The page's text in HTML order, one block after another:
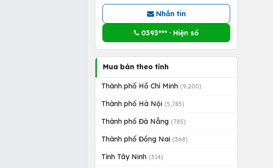
Nhắn tin
0393*** · Hiện số
Mua bán theo tỉnh
Thành phố Hồ Chí Minh (9,200)
Thành phố Hà Nội (5,785)
Thành phố Đà Nẵng (785)
Thành phố Đồng Nai (368)
Tỉnh Tây Ninh (314)